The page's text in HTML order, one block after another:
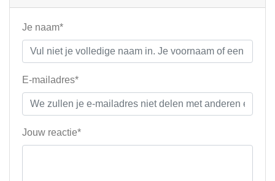
Je naam*
E-mailadres*
Jouw reactie*